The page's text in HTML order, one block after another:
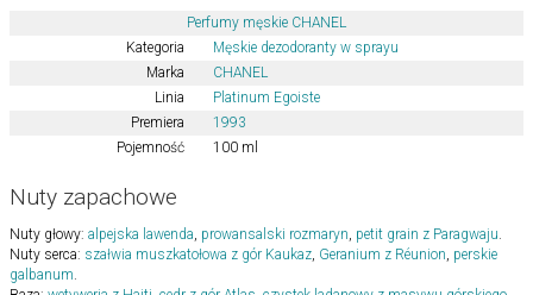
Perfumy męskie CHANEL
Kategoria
Męskie dezodoranty w sprayu
Marka
CHANEL
Linia
Platinum Egoiste
Premiera
1993
Pojemność
100 ml
Nuty zapachowe
Nuty głowy: alpejska lawenda prowansalski rozmaryn petit grain z Paragwaju
Nuty serca: szałwia muszkatołowa z gór Kaukaz Geranium z Réunion perskie
galbanum